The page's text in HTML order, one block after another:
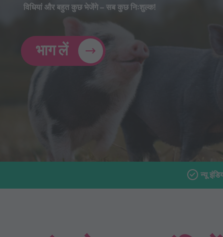
विधियां और बहुत कुछ भेजेंगे – सब कुछ निःशुल्क!
भाग लें
न्यू